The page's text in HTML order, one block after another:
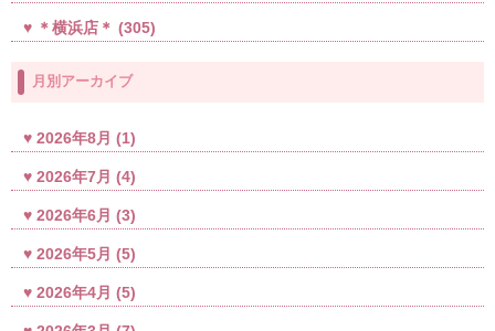
＊横浜店＊ (305)
月別アーカイブ
2026年8月 (1)
2026年7月 (4)
2026年6月 (3)
2026年5月 (5)
2026年4月 (5)